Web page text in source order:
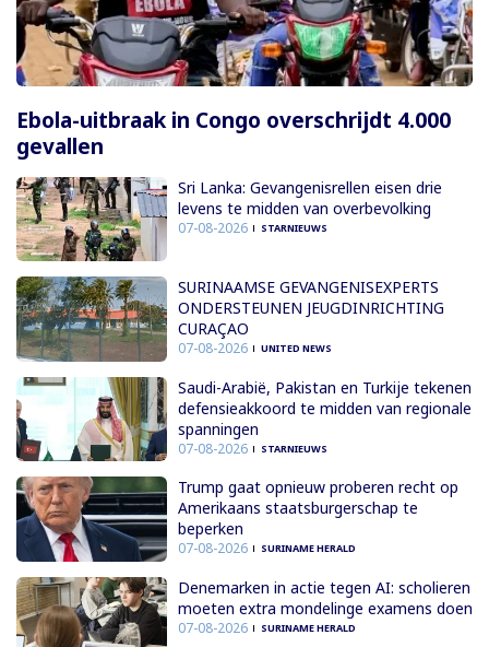
Ebola-uitbraak in Congo overschrijdt 4.000
gevallen
Sri Lanka: Gevangenisrellen eisen drie
levens te midden van overbevolking
07-08-2026 STARNIEUWS
SURINAAMSE GEVANGENISEXPERTS
ONDERSTEUNEN JEUGDINRICHTING
CURAÇAO
07-08-2026 UNITED NEWS
Saudi-Arabië, Pakistan en Turkije tekenen
defensieakkoord te midden van regionale
spanningen
07-08-2026 STARNIEUWS
Trump gaat opnieuw proberen recht op
Amerikaans staatsburgerschap te
beperken
07-08-2026 SURINAME HERALD
Denemarken in actie tegen AI: scholieren
moeten extra mondelinge examens doen
07-08-2026 SURINAME HERALD